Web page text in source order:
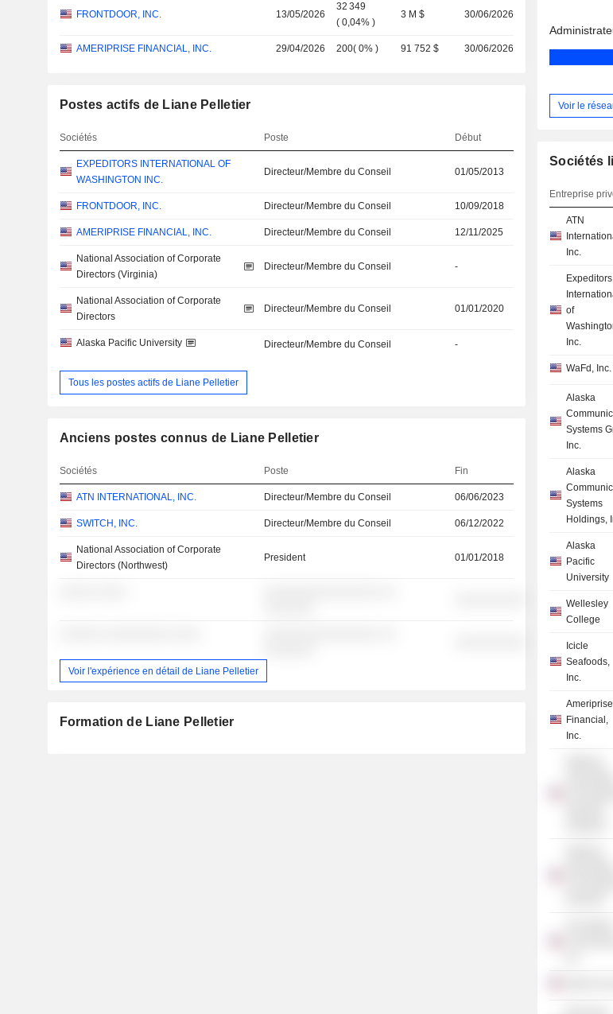
FRONTDOOR, INC. 13/05/2026
32 349
(0,04% )
3 M $ 30/06/2026
AMERIPRISE FINANCIAL, INC. 29/04/2026 200(0% ) 91 752 $ 30/06/2026
Postes actifs de Liane Pelletier
Sociétés Poste Début
EXPEDITORS INTERNATIONAL OF
WASHINGTON INC.
Directeur/Membre du Conseil 01/05/2013
FRONTDOOR, INC. Directeur/Membre du Conseil 10/09/2018
AMERIPRISE FINANCIAL, INC. Directeur/Membre du Conseil 12/11/2025
National Association of Corporate
Directors (Virginia)
Directeur/Membre du Conseil -
National Association of Corporate
Directors
Directeur/Membre du Conseil 01/01/2020
Alaska Pacific University Directeur/Membre du Conseil -
Tous les postes actifs de Liane Pelletier
Anciens postes connus de Liane Pelletier
Sociétés Poste Fin
ATN INTERNATIONAL, INC. Directeur/Membre du Conseil 06/06/2023
SWITCH, INC. Directeur/Membre du Conseil 06/12/2022
National Association of Corporate
Directors (Northwest)
President 01/01/2018
Voir l'expérience en détail de Liane Pelletier
Formation de Liane Pelletier
Voir le
Sociétés
Entreprise
ATN
Inc.
Expeditors
of
Inc.
WaFd, Inc.
Alaska
Systems
Inc.
Alaska
Systems
Holdings,
Alaska
Pacific
University
Wellesley
College
Icicle
Seafoods,
Inc.
Ameriprise
Financial,
Inc.